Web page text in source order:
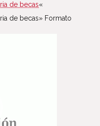
de becas«
de becas» Formato